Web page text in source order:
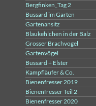
Bergfinken_Tag 2
Bussard im Garten
Gartenansitz
Blaukehlchen in der Balz
Grosser Brachvogel
Gartenvögel
Bussard + Elster
Kampfläufer & Co.
Bienenfresser 2019
Bienenfresser Teil 2
Bienenfresser 2020